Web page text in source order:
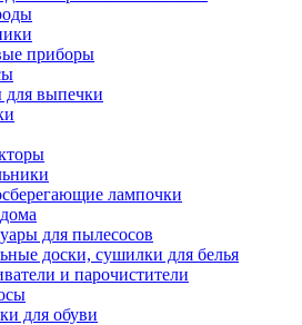
приборы
выпечки
лампочки
для пылесосов
доски, сушилки для белья
и парочистители
для обуви